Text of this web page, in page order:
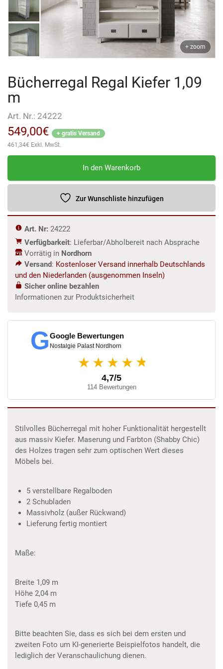
+ zoom
Bücherregal Regal Kiefer 1,09
m
Art. Nr.: 24222
549,00€
+ gratis Versand
461,34€ Exkl. MwSt.
Bücherregal
Kiefer
m
Menge
In den Warenkorb
Zur Wunschliste hinzufügen
Art. Nr: 24222
Verfügbarkeit: Lieferbar/Abholbereit nach Absprache
Vorrätig in Nordhorn
Versand: Kostenloser Versand innerhalb Deutschlands
und den Niederlanden (ausgenommen Inseln)
Sicher online bezahlen
Informationen zur Produktsicherheit
GGoogle Bewertungen
Nostalgie Palast Nordhorn
★★★★ ★
4,7/5
114 Bewertungen
Stilvolles Bücherregal mit hoher Funktionalität hergestellt
aus massiv Kiefer. Maserung und Farbton (Shabby Chic)
des Holzes tragen sehr zum optischen Wert dieses
Möbels bei.
5 verstellbare Regalboden
2 Schubladen
Massivholz (außer Rückwand)
Lieferung fertig montiert
Maße:
Breite 1,09 m
Höhe 2,04 m
Tiefe 0,45 m
Bitte beachten Sie, dass es sich bei dem ersten und
zweiten Foto um KI-generierte Beispielfotos handelt, die
lediglich der Veranschaulichung dienen.